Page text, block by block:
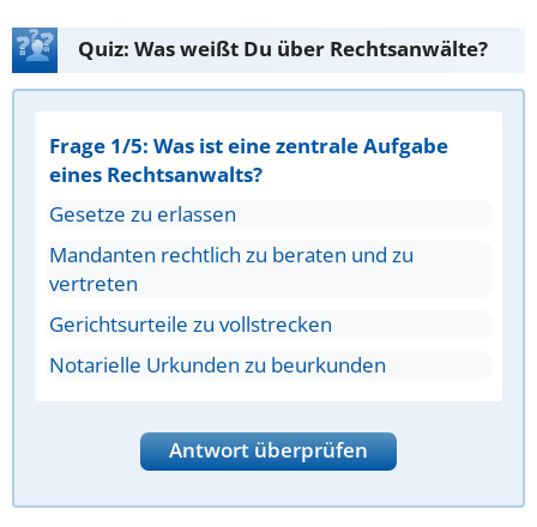
Quiz: Was weißt Du über Rechtsanwälte?
Frage 1/5: Was ist eine zentrale Aufgabe
eines Rechtsanwalts?
Gesetze zu erlassen
Mandanten rechtlich zu beraten und zu
vertreten
Gerichtsurteile zu vollstrecken
Notarielle Urkunden zu beurkunden
Antwort überprüfen